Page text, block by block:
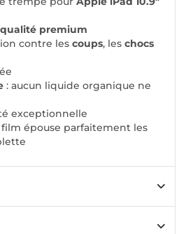
qualité premium
contre les coups, les chocs
: aucun liquide organique ne
exceptionnelle
film épouse parfaitement les